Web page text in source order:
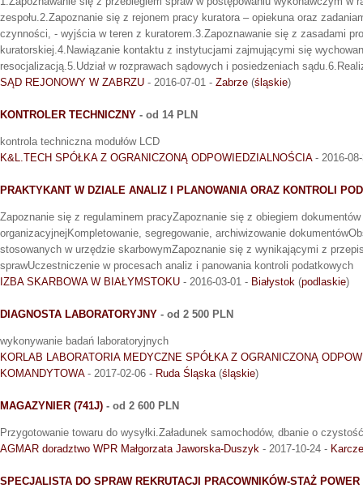
zespołu.2.Zapoznanie się z rejonem pracy kuratora – opiekuna oraz
czynności, - wyjścia w teren z kuratorem.3.Zapoznawanie się z zasadami
kuratorskiej.4.Nawiązanie kontaktu z instytucjami zajmującymi się
resocjalizacją.5.Udział w rozprawach sądowych i posiedzeniach
SĄD REJONOWY W ZABRZU - 2016-07-01 - Zabrze (śląskie)
KONTROLER TECHNICZNY - od 14 PLN
kontrola techniczna modułów LCD
K&L.TECH SPÓŁKA Z OGRANICZONĄ ODPOWIEDZIALNOŚCIA- 2016-
PRAKTYKANT W DZIALE ANALIZ I PLANOWANIA ORAZ KONTROLI
Zapoznanie się z regulaminem pracyZapoznanie się z obiegiem
organizacyjnejKompletowanie, segregowanie, archiwizowanie
stosowanych w urzędzie skarbowymZapoznanie się z wynikającymi z
sprawUczestniczenie w procesach analiz i panowania kontroli podatkowych
IZBA SKARBOWA W BIAŁYMSTOKU - 2016-03-01 - Białystok (podlaskie)
DIAGNOSTA LABORATORYJNY - od 2 500 PLN
wykonywanie badań laboratoryjnych
KORLAB LABORATORIA MEDYCZNE SPÓŁKA Z OGRANICZONĄ
KOMANDYTOWA- 2017-02-06 - Ruda Śląska(śląskie)
MAGAZYNIER (741J) - od 2 600 PLN
Przygotowanie towaru do wysyłki.Załadunek samochodów, dbanie o
AGMAR doradztwo WPR Małgorzata Jaworska-Duszyk - 2017-10-24 -
SPECJALISTA DO SPRAW REKRUTACJI PRACOWNIKÓW-STAŻ POWER